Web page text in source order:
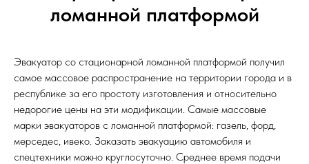
ломанной платформой
Эвакуатор со стационарной ломанной платформой получил
самое массовое распространение на территории города и в
республике за его простоту изготовления и относительно
недорогие цены на эти модификации. Самые массовые
марки эвакуаторов с ломанной платформой: газель, форд,
мерседес, ивеко. Заказать эвакуацию автомобиля и
спецтехники можно круглосуточно. Среднее время подачи